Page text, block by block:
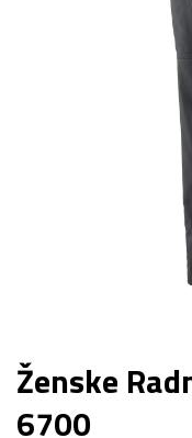
Ženske
6700